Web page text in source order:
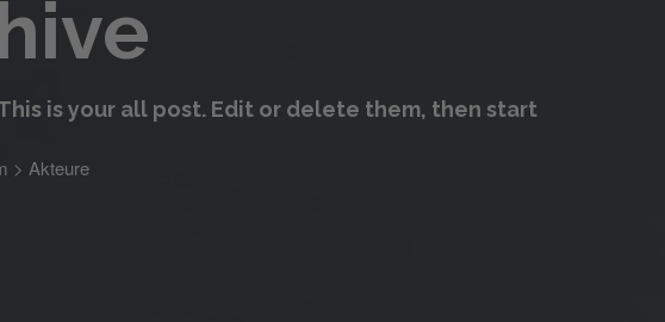
is your all post. Edit or delete them, then start
> Akteure